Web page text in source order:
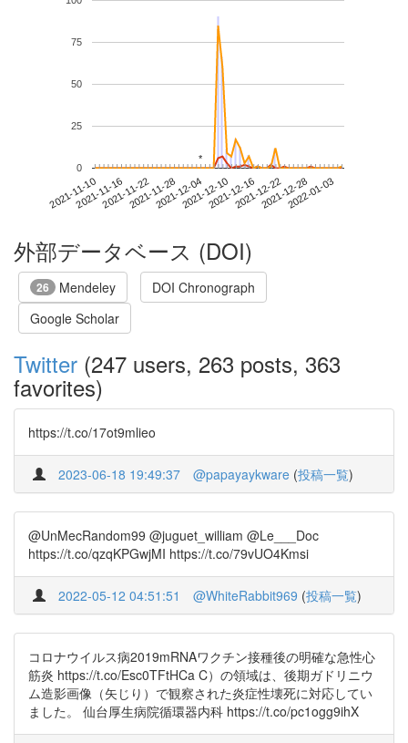
2021-11-102021-11-162021-11-222021-11-282021-12-042021-12-102021-12-162021-12-222021-12-282022-01-03
0
25
50
75
**
外部データベース (DOI)
26 Mendeley
DOI Chronograph
Google Scholar
Twitter (247 users, 263 posts, 363
favorites)
https://t.co/17ot9mlieo
2023-06-18 19:49:37 @papayaykware (投稿一覧)
@UnMecRandom99 @juguet_william @Le___Doc
https://t.co/qzqKPGwjMI https://t.co/79vUO4Kmsi
2022-05-12 04:51:51 @WhiteRabbit969 (投稿一覧)
コロナウイルス病2019mRNAワクチン接種後の明確な急性心
筋炎 https://t.co/Esc0TFtHCa C）の領域は、後期ガドリニウ
ム造影画像（矢じり）で観察された炎症性壊死に対応してい
ました。 仙台厚生病院循環器内科 https://t.co/pc1ogg9ihX